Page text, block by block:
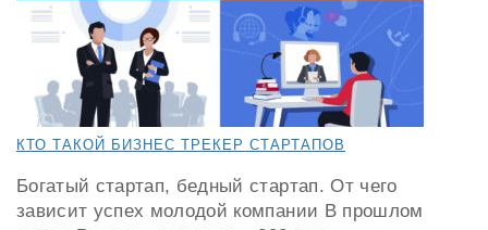
КТО ТАКОЙ БИЗНЕС ТРЕКЕР СТАРТАПОВ
Богатый стартап, бедный стартап. От чего
зависит успех молодой компании В прошлом